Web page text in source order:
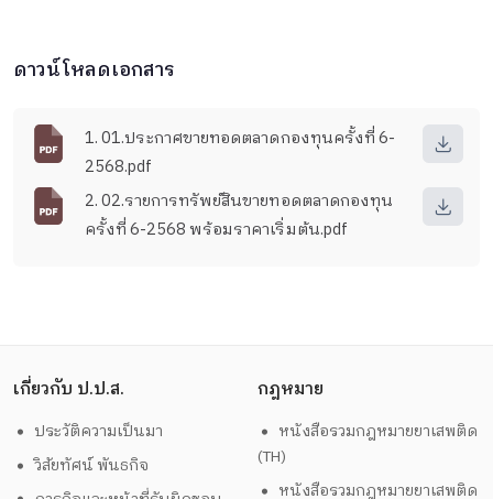
ดาวน์โหลดเอกสาร
1. 01.ประกาศขายทอดตลาดกองทุนครั้งที่ 6-
2568.pdf
2. 02.รายการทรัพย์สินขายทอดตลาดกองทุน
ครั้งที่ 6-2568 พร้อมราคาเริ่มต้น.pdf
เกี่ยวกับ ป.ป.ส.
ประวัติความเป็นมา
วิสัยทัศน์ พันธกิจ
กฎหมาย
หนังสือรวมกฎหมายยาเสพติด
(TH)
หนังสือรวมกฎหมายยาเสพติด